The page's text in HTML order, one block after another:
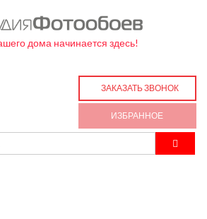
дома начинается здесь!
ЗАКАЗАТЬ ЗВОНОК
ИЗБРАННОЕ